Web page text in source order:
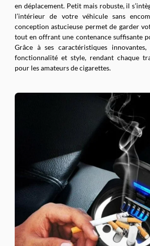
en déplacement. Petit mais robuste, il
l’intérieur de votre véhicule sans
conception astucieuse permet de garder
tout en offrant une contenance suffisante
Grâce à ses caractéristiques
fonctionnalité et style, rendant chaque
pour les amateurs de cigarettes.